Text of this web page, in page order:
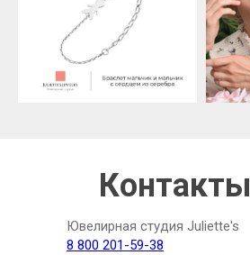
Ювелирная студия Juliette's
8 800 201-59-38
Контакты